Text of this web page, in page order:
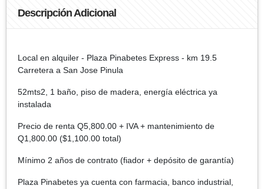
Descripción Adicional
Local en alquiler - Plaza Pinabetes Express - km 19.5
Carretera a San Jose Pinula
52mts2, 1 baño, piso de madera, energía eléctrica ya
instalada
Precio de renta Q5,800.00 + IVA + mantenimiento de
Q1,800.00 ($1,100.00 total)
Mínimo 2 años de contrato (fiador + depósito de garantía)
Plaza Pinabetes ya cuenta con farmacia, banco industrial,